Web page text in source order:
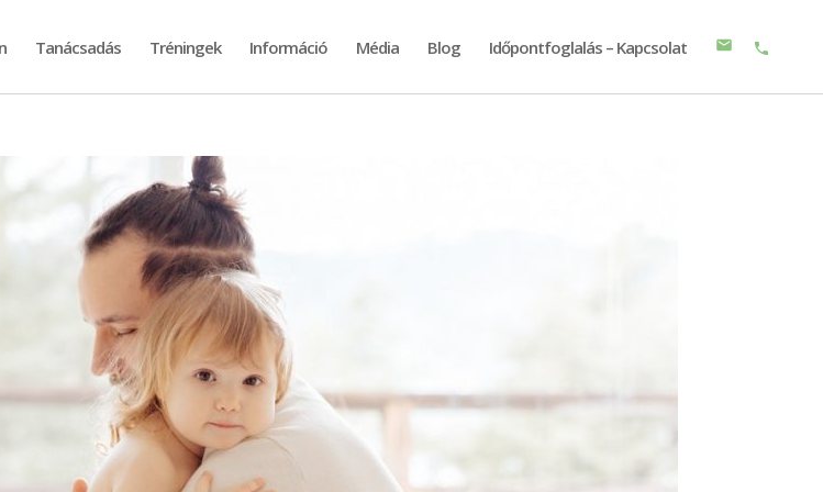
Tanácsadás Tréningek Információ Média Blog Időpontfoglalás – Kapcsolat